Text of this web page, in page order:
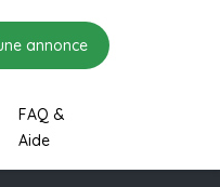
annonce
FAQ &
Aide